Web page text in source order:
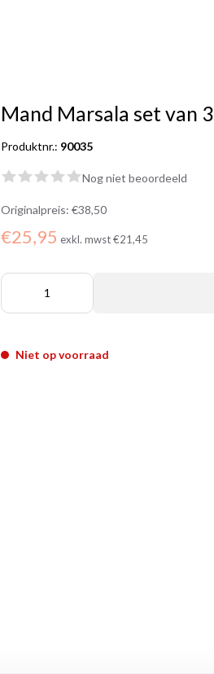
Mand Marsala set van 3
Produktnr.: 90035
Nog niet beoordeeld
Originalpreis:€38,50
€25,95 exkl. mwst€21,45
Niet op voorraad